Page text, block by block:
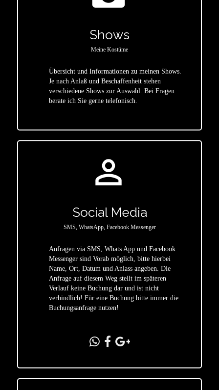
Shows
Meine Kostüme
Übersicht und Informationen zu meinen Shows.
Je nach Anlaß und Beschaffenheit stehen
verschiedene Shows zur Auswahl. Bei Fragen
berate ich Sie gerne telefonisch.
person_outline
Social Media
SMS, WhatsApp, Facebook Messenger
Anfragen via SMS, Whats App und Facebook
Messenger sind Vorab möglich, bitte hierbei
Name, Ort, Datum und Anlass angeben. Die
Anfrage auf diesem Weg stellt im späteren
Verlauf keine Buchung dar und ist nicht
verbindlich! Für eine Buchung bitte immer die
Buchungsanfrage nutzen!